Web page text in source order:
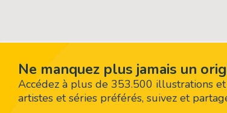
Ne manquez plus jamais un
Accédez à plus de 353.500 illustrations
artistes et séries préférés, suivez et